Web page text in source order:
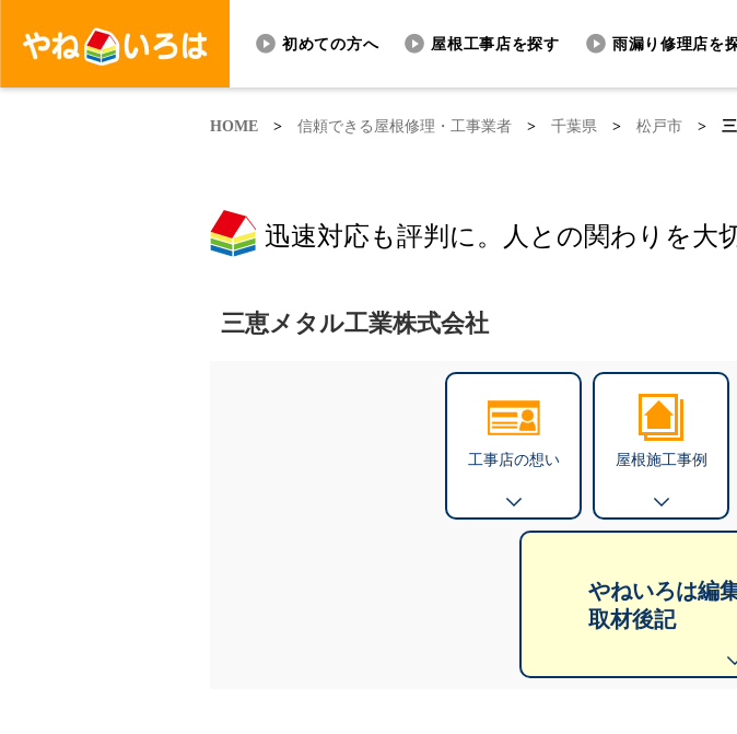
初めての方へ 屋根工事店を探す 雨漏り修理店を
HOME > 信頼できる屋根修理・工事業者 > 千葉県 > 松戸市 >
迅速対応も評判に。人との関わりを大
三恵メタル工業株式会社
工事店の想い 屋根施工事例
やねいろは編
取材後記